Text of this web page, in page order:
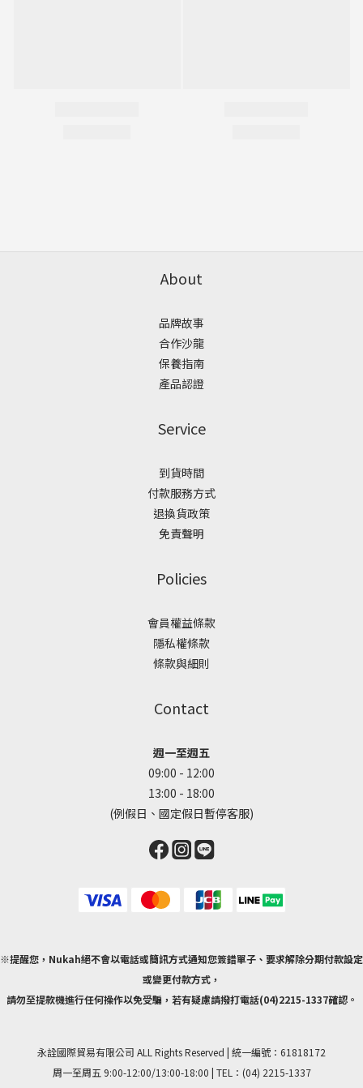
About
品牌故事
合作沙龍
保養指南
產品認證
Service
到貨時間
付款服務方式
退換貨政策
免責聲明
Policies
會員權益條款
隱私權條款
條款與細則
Contact
週一至週五
09:00 - 12:00
13:00 - 18:00
(例假日、國定假日暫停客服)
※提醒您，Nukah絕不會以電話或簡訊方式通知您簽錯單子、要求解除分期付款設定
或變更付款方式，
請勿至提款機進行任何操作以免受騙，若有疑慮請撥打電話(04)2215-1337確認。
永詮國際貿易有限公司 ALL Rights Reserved | 統一編號：61818172
周一至周五 9:00-12:00/13:00-18:00 | TEL：(04) 2215-1337